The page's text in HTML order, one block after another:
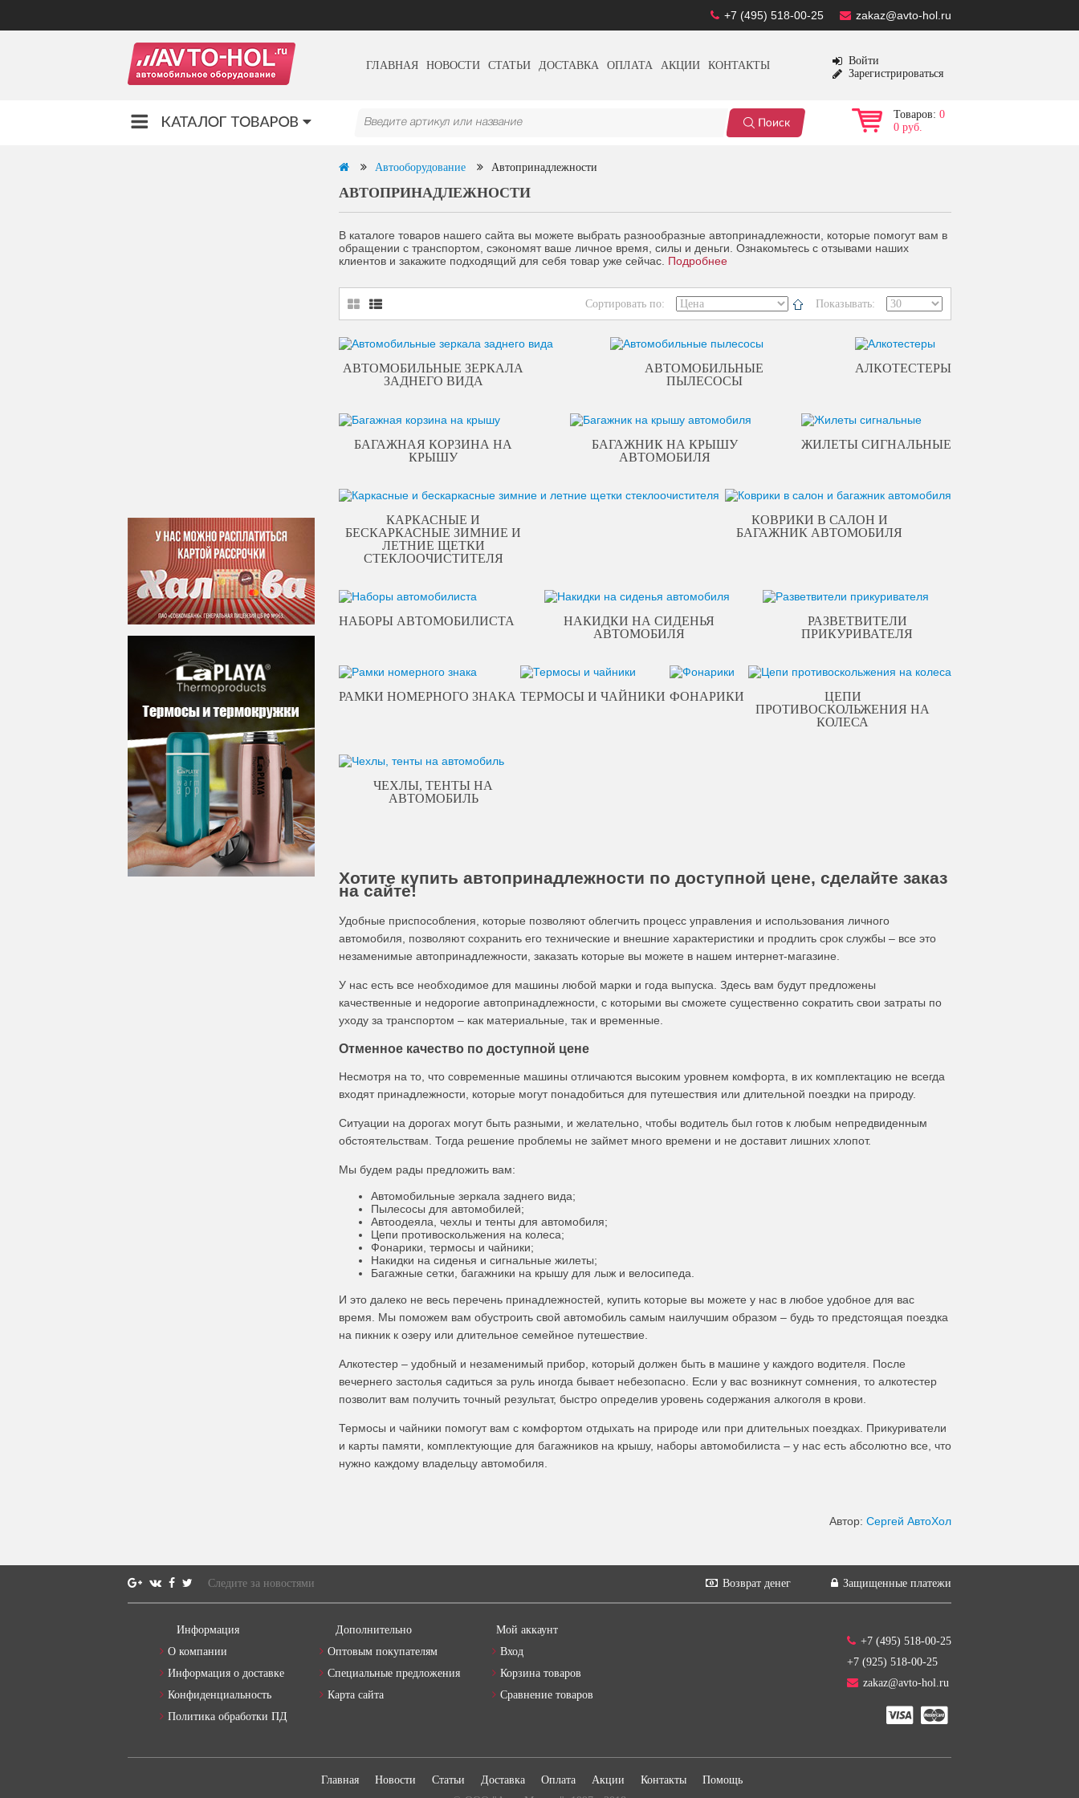
zakaz@avto-hol.ru
+7 (495) 518-00-25
ГЛАВНАЯ НОВОСТИ СТАТЬИ ДОСТАВКА ОПЛАТА АКЦИИ КОНТАКТЫ
Войти
Зарегистрироваться
Товаров: 0
0 руб.
Автооборудование Автопринадлежности
АВТОПРИНАДЛЕЖНОСТИ
В каталоге товаров нашего сайта вы можете выбрать разнообразные автопринадлежности, которые помогут вам в
обращении с транспортом, сэкономят ваше личное время, силы и деньги. Ознакомьтесь с отзывами наших
клиентов и закажите подходящий для себя товар уже сейчас. Подробнее
Сортировать по: Показывать:
АВТОМОБИЛЬНЫЕ ЗЕРКАЛА
ЗАДНЕГО ВИДА
АВТОМОБИЛЬНЫЕ
ПЫЛЕСОСЫ
АЛКОТЕСТЕРЫ
БАГАЖНАЯ КОРЗИНА НА
КРЫШУ
БАГАЖНИК НА КРЫШУ
АВТОМОБИЛЯ
ЖИЛЕТЫ СИГНАЛЬНЫЕ
КАРКАСНЫЕ И
БЕСКАРКАСНЫЕ ЗИМНИЕ И
ЛЕТНИЕ ЩЕТКИ
СТЕКЛООЧИСТИТЕЛЯ
КОВРИКИ В САЛОН И
БАГАЖНИК АВТОМОБИЛЯ
НАБОРЫ АВТОМОБИЛИСТА
НАКИДКИ НА СИДЕНЬЯ
АВТОМОБИЛЯ
РАЗВЕТВИТЕЛИ
ПРИКУРИВАТЕЛЯ
РАМКИ НОМЕРНОГО ЗНАКА ТЕРМОСЫ И ЧАЙНИКИ ФОНАРИКИ
ЦЕПИ
ПРОТИВОСКОЛЬЖЕНИЯ НА
КОЛЕСА
ЧЕХЛЫ, ТЕНТЫ НА
АВТОМОБИЛЬ
Хотите купить автопринадлежности по доступной цене, сделайте заказ
на сайте!
Удобные приспособления, которые позволяют облегчить процесс управления и использования личного
автомобиля, позволяют сохранить его технические и внешние характеристики и продлить срок службы – все это
незаменимые автопринадлежности, заказать которые вы можете в нашем интернет-магазине.
У нас есть все необходимое для машины любой марки и года выпуска. Здесь вам будут предложены
качественные и недорогие автопринадлежности, с которыми вы сможете существенно сократить свои затраты по
уходу за транспортом – как материальные, так и временные.
Отменное качество по доступной цене
Несмотря на то, что современные машины отличаются высоким уровнем комфорта, в их комплектацию не всегда
входят принадлежности, которые могут понадобиться для путешествия или длительной поездки на природу.
Ситуации на дорогах могут быть разными, и желательно, чтобы водитель был готов к любым непредвиденным
обстоятельствам. Тогда решение проблемы не займет много времени и не доставит лишних хлопот.
Мы будем рады предложить вам:
Автомобильные зеркала заднего вида;
Пылесосы для автомобилей;
Автоодеяла, чехлы и тенты для автомобиля;
Цепи противоскольжения на колеса;
Фонарики, термосы и чайники;
Накидки на сиденья и сигнальные жилеты;
Багажные сетки, багажники на крышу для лыж и велосипеда.
И это далеко не весь перечень принадлежностей, купить которые вы можете у нас в любое удобное для вас
время. Мы поможем вам обустроить свой автомобиль самым наилучшим образом – будь то предстоящая поездка
на пикник к озеру или длительное семейное путешествие.
Алкотестер – удобный и незаменимый прибор, который должен быть в машине у каждого водителя. После
вечернего застолья садиться за руль иногда бывает небезопасно. Если у вас возникнут сомнения, то алкотестер
позволит вам получить точный результат, быстро определив уровень содержания алкоголя в крови.
Термосы и чайники помогут вам с комфортом отдыхать на природе или при длительных поездках. Прикуриватели
и карты памяти, комплектующие для багажников на крышу, наборы автомобилиста – у нас есть абсолютно все, что
нужно каждому владельцу автомобиля.
Автор: Сергей АвтоХол
Следите за новостями Защищенные платежи
Возврат денег
Информация
О компании
Информация о доставке
Конфиденциальность
Политика обработки ПД
Дополнительно
Оптовым покупателям
Специальные предложения
Карта сайта
Мой аккаунт
Вход
Корзина товаров
Сравнение товаров
+7 (495) 518-00-25
+7 (925) 518-00-25
zakaz@avto-hol.ru
Главная Новости Статьи Доставка Оплата Акции Контакты
Помощь